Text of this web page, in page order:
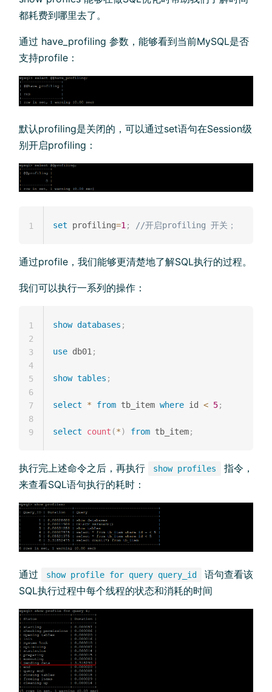
都耗费到哪里去了。
通过 have_profiling 参数，能够看到当前MySQL是否
支持profile：
默认profiling是关闭的，可以通过set语句在Session级
别开启profiling：
set profiling=1; //开启profiling 开关；
1
通过profile，我们能够更清楚地了解SQL执行的过程。
我们可以执行一系列的操作：
show databases ;
use db01;
show tables ;
select * from tb_item where id < 5;
select count (*) from tb_item;
1
2
3
4
5
6
7
8
9
执行完上述命令之后，再执行 show profiles
指令，
来查看SQL语句执行的耗时：
通过 show profile for query query_id
语句查看该
SQL执行过程中每个线程的状态和消耗的时间